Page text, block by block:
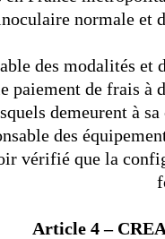
normale
des modalités et
paiement de frais à
demeurent à
des
vérifié que la
Article 4 –